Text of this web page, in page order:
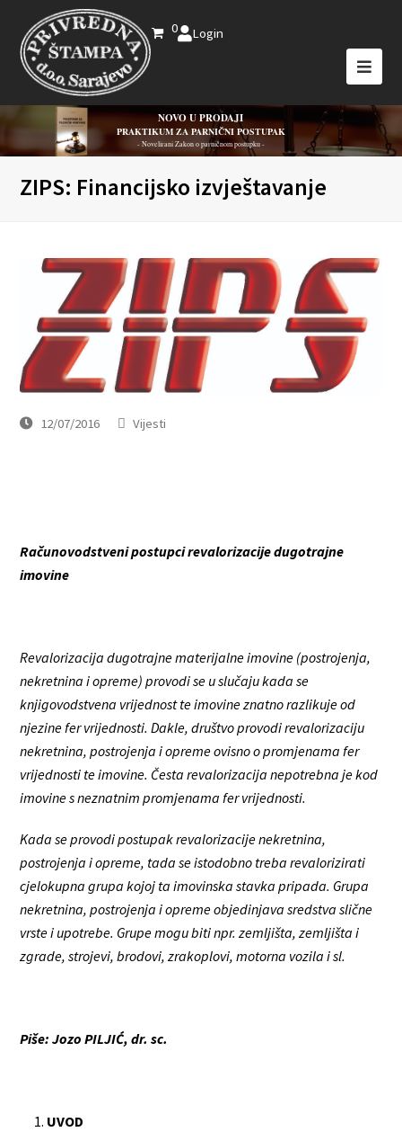
0 Login
NOVO U PRODAJI
PRAKTIKUM ZA PARNIČNI POSTUPAK
- Novelirani Zakon o parničnom postupku -
ZIPS: Financijsko izvještavanje
12/07/2016 Vijesti
Računovodstveni postupci revalorizacije dugotrajne
imovine
Revalorizacija dugotrajne materijalne imovine (postrojenja,
nekretnina i opreme) provodi se u slučaju kada se
knjigovodstvena vrijednost te imovine znatno razlikuje od
njezine fer vrijednosti. Dakle, društvo provodi revalorizaciju
nekretnina, postrojenja i opreme ovisno o promjenama fer
vrijednosti te imovine. Česta revalorizacija nepotrebna je kod
imovine s neznatnim promjenama fer vrijednosti.
Kada se provodi postupak revalorizacije nekretnina,
postrojenja i opreme, tada se istodobno treba revalorizirati
cjelokupna grupa kojoj ta imovinska stavka pripada. Grupa
nekretnina, postrojenja i opreme objedinjava sredstva slične
vrste i upotrebe. Grupe mogu biti npr. zemljišta, zemljišta i
zgrade, strojevi, brodovi, zrakoplovi, motorna vozila i sl.
Piše: Jozo PILJIĆ, dr. sc.
UVOD